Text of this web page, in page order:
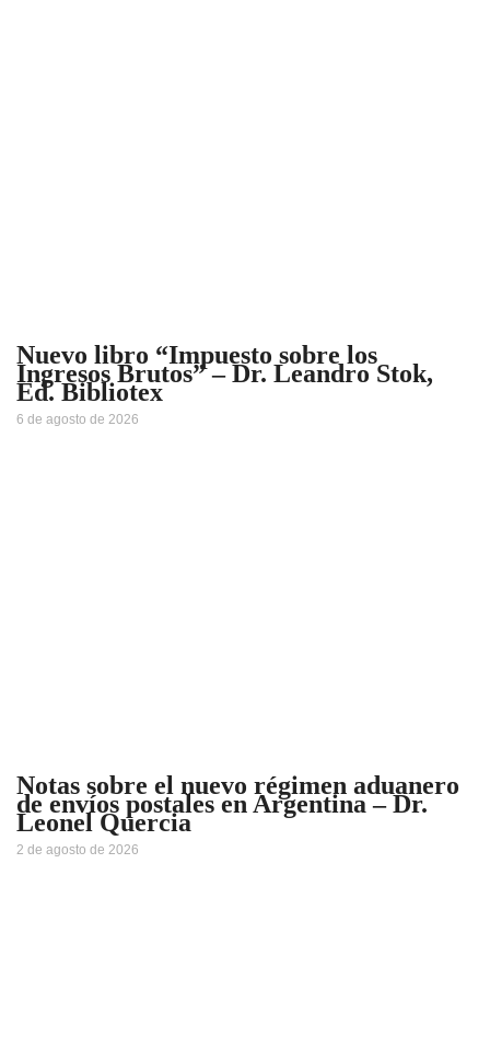
Nuevo libro “Impuesto sobre los
Ingresos Brutos” – Dr. Leandro Stok,
Ed. Bibliotex
6 de agosto de 2026
Notas sobre el nuevo régimen aduanero
de envíos postales en Argentina – Dr.
Leonel Quercia
2 de agosto de 2026